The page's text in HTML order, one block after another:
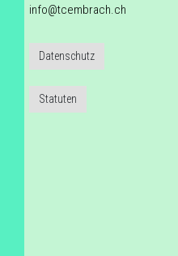
info@tcembrach.ch
Datenschutz
Statuten